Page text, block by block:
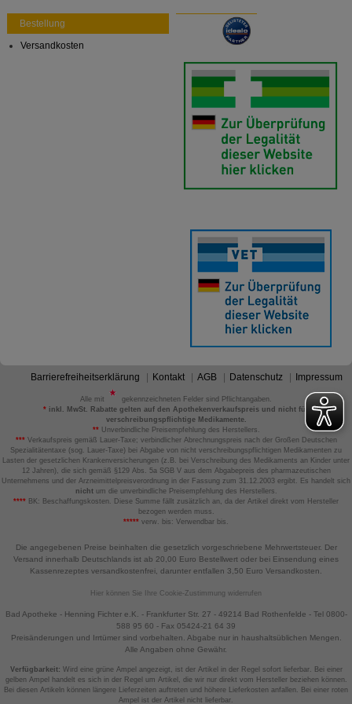
anzuzeigen und unser Partnerprogramm zu
betreiben.
Hierüber lassen sich
Informationen über die Art und Weise der Nutzung
unserer Website sammeln, mit deren Hilfe wir unsere
auf unserer Website aber auch die Werbung auf
Drittseiten möglichst relevant für Sie zu gestalten.
Bitte beachten Sie, dass Daten hierfür teilweise an
Dritte wie z.B. Google oder soziale Medien
Bestellung
Versandkosten
Barrierefreiheitserklärung Kontakt AGB Datenschutz Impressum
Alle mit
gekennzeichneten Felder sind Pflichtangaben.
* inkl. MwSt. Rabatte gelten auf den Apothekenverkaufspreis und nicht für
verschreibungspflichtige Medikamente.
**Unverbindliche Preisempfehlung des Herstellers.
***Verkaufspreis gemäß Lauer-Taxe; verbindlicher Abrechnungspreis nach der Großen Deutschen
Spezialitätentaxe (sog. Lauer-Taxe) bei Abgabe von nicht verschreibungspflichtigen Medikamenten zu
Lasten der gesetzlichen Krankenversicherungen (z.B. bei Verschreibung des Medikaments an Kinder unter
12 Jahren), die sich gemäß §129 Abs. 5a SGB V aus dem Abgabepreis des pharmazeutischen
Unternehmens und der Arzneimittelpreisverordnung in der Fassung zum 31.12.2003 ergibt. Es handelt sich
nichtum die unverbindliche Preisempfehlung des Herstellers.
**** BK: Beschaffungskosten. Diese Summe fällt zusätzlich an, da der Artikel direkt vom Hersteller
bezogen werden muss.
***** verw. bis: Verwendbar bis.
Die angegebenen Preise beinhalten die gesetzlich vorgeschriebene Mehrwertsteuer. Der
Versand innerhalb Deutschlands ist ab 20,00 Euro Bestellwert oder bei Einsendung eines
Kassenrezeptes versandkostenfrei, darunter entfallen 3,50 Euro Versandkosten.
Hier können Sie Ihre Cookie-Zustimmung widerrufen
Bad Apotheke - Henning Fichter e.K. - Frankfurter Str. 27 - 49214 Bad Rothenfelde - Tel 0800-
588 95 60 - Fax 05424-21 64 39
Preisänderungen und Irrtümer sind vorbehalten. Abgabe nur in haushaltsüblichen Mengen.
Alle Angaben ohne Gewähr.
Verfügbarkeit: Wird eine grüne Ampel angezeigt, ist der Artikel in der Regel sofort lieferbar. Bei einer
gelben Ampel handelt es sich in der Regel um Artikel, die wir nur direkt vom Hersteller beziehen können.
Bei diesen Artikeln können längere Lieferzeiten auftreten und höhere Lieferkosten anfallen. Bei einer roten
Ampel ist der Artikel nicht lieferbar.